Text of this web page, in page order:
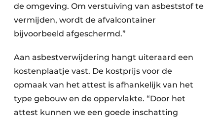
de omgeving. Om verstuiving van asbeststof te
vermijden, wordt de afvalcontainer
bijvoorbeeld afgeschermd.”
Aan asbestverwijdering hangt uiteraard een
kostenplaatje vast. De kostprijs voor de
opmaak van het attest is afhankelijk van het
type gebouw en de oppervlakte. “Door het
attest kunnen we een goede inschatting